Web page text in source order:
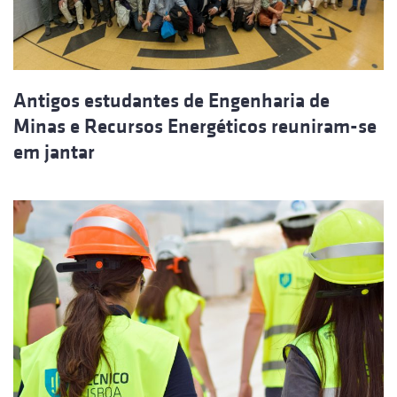
Antigos estudantes de Engenharia de
Minas e Recursos Energéticos reuniram-se
em jantar